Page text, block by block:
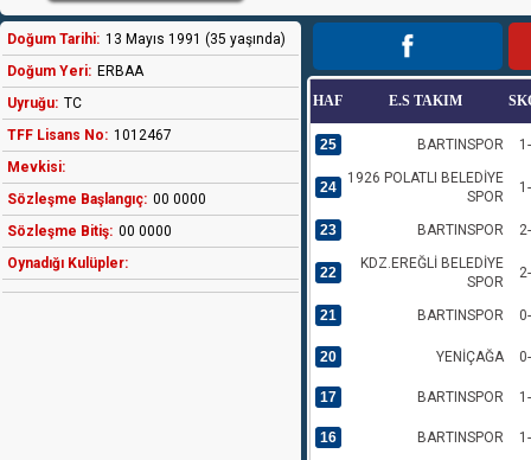
Doğum Tarihi: 13 Mayıs 1991 (35 yaşında)
Doğum Yeri: ERBAA
Uyruğu: TC
TFF Lisans No: 1012467
Mevkisi:
Sözleşme Başlangıç: 00 0000
Sözleşme Bitiş: 00 0000
Oynadığı Kulüpler:
HAF E.S TAKIM
25 BARTINSPOR
24
1926 POLATLI BELEDİYE
SPOR
23 BARTINSPOR
22
KDZ.EREĞLİ BELEDİYE
SPOR
21 BARTINSPOR
20 YENİÇAĞA
17 BARTINSPOR
16 BARTINSPOR